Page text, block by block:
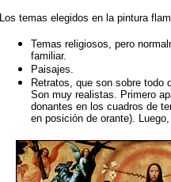
Los temas elegidos en la pintura
Temas religiosos, pero
familiar.
Paisajes.
Retratos, que son sobre todo
Son muy realistas. Primero
donantes en los cuadros de
en posición de orante).